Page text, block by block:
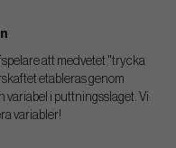
att medvetet "trycka
etableras genom
variabel i puttningsslaget. Vi
variabler!